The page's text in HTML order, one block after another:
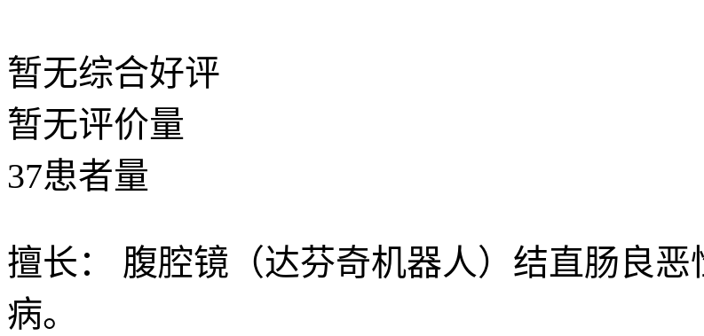
暂无综合好评
暂无评价量
37患者量
擅长：
腹腔镜（达芬奇机器人）结直肠良
病。